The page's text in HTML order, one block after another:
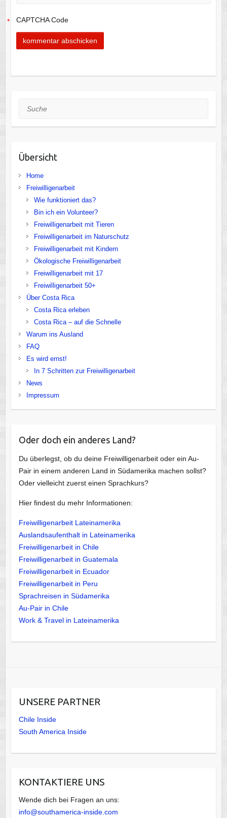
CAPTCHA Code
*
Suche
Übersicht
Home
Freiwilligenarbeit
Wie funktioniert das?
Bin ich ein Volunteer?
Freiwilligenarbeit mit Tieren
Freiwilligenarbeit im Naturschutz
Freiwilligenarbeit mit Kindern
Ökologische Freiwilligenarbeit
Freiwilligenarbeit mit 17
Freiwilligenarbeit 50+
Über Costa Rica
Costa Rica erleben
Costa Rica – auf die Schnelle
Warum ins Ausland
FAQ
Es wird ernst!
In 7 Schritten zur Freiwilligenarbeit
News
Impressum
Oder doch ein anderes Land?
Du überlegst, ob du deine Freiwilligenarbeit oder ein Au-
Pair in einem anderen Land in Südamerika machen sollst?
Oder vielleicht zuerst einen Sprachkurs?
Hier findest du mehr Informationen:
Freiwilligenarbeit Lateinamerika
Auslandsaufenthalt in Lateinamerika
Freiwilligenarbeit in Chile
Freiwilligenarbeit in Guatemala
Freiwilligenarbeit in Ecuador
Freiwilligenarbeit in Peru
Sprachreisen in Südamerika
Au-Pair in Chile
Work & Travel in Lateinamerika
UNSERE PARTNER
Chile Inside
South America Inside
KONTAKTIERE UNS
Wende dich bei Fragen an uns:
info@southamerica-inside.com